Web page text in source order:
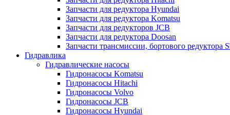
Запчасти для редуктора Hyundai
Запчасти для редуктора Komatsu
Запчасти для редукторов JCB
Запчасти для редуктора Doosan
Запчасти трансмиссии, бортового редуктора
Гидравлика
Гидравлические насосы
Гидронасосы Komatsu
Гидронасосы Hitachi
Гидронасосы Volvo
Гидронасосы JCB
Гидронасосы Hyundai